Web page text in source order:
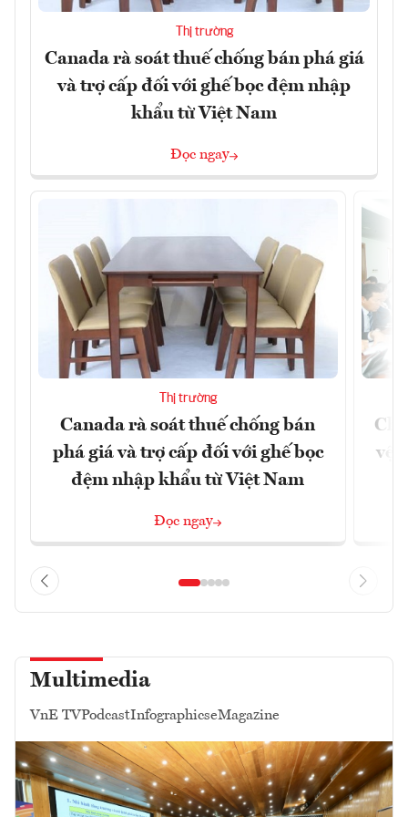
Thị trường
Canada rà soát thuế chống bán phá giá
và trợ cấp đối với ghế bọc đệm nhập
khẩu từ Việt Nam
Đọc ngay
Thị trường
Canada rà soát thuế chống bán
phá giá và trợ cấp đối với ghế bọc
đệm nhập khẩu từ Việt Nam
Đọc ngay
vệ
Multimedia
VnE TVPodcastInfographicseMagazine